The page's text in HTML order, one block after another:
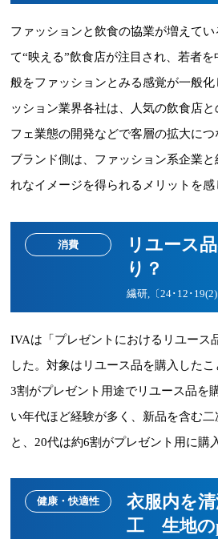
ファッションと飲食の協業が増えてい
て“映える”飲食店が注目され、若者
般をファッションとみる感覚が一般
ッション業界各社は、人気の飲食店
フェ業態の開発などで客層の拡大に
ブランド側は、ファッション系企業
れなイメージを得られるメリットを感
消費
リユース
り？
繊研,〔24･12･19(2)
IVAは「プレゼントにおけるリユース
した。対象はリユース品を購入した
3割がプレゼント用途でリユース品を
い年代ほど経験が多く、新品を含む
と、20代は約6割がプレゼント用に購
健康・快適性
衣服内を
工 生地の